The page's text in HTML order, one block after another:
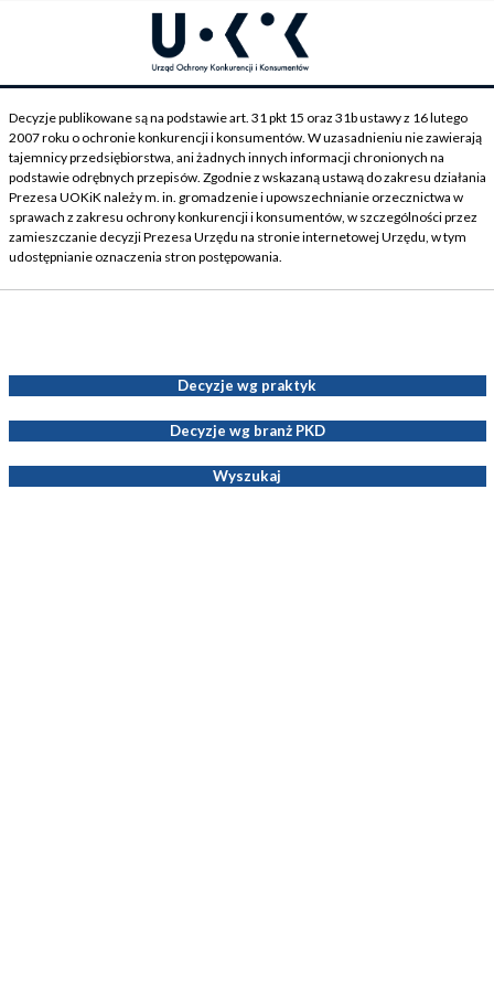
Decyzje publikowane są na podstawie art. 31 pkt 15 oraz 31b ustawy z 16 lutego
2007 roku o ochronie konkurencji i konsumentów. W uzasadnieniu nie zawierają
tajemnicy przedsiębiorstwa, ani żadnych innych informacji chronionych na
podstawie odrębnych przepisów. Zgodnie z wskazaną ustawą do zakresu działania
Prezesa UOKiK należy m. in. gromadzenie i upowszechnianie orzecznictwa w
sprawach z zakresu ochrony konkurencji i konsumentów, w szczególności przez
zamieszczanie decyzji Prezesa Urzędu na stronie internetowej Urzędu, w tym
udostępnianie oznaczenia stron postępowania.
Decyzje wg praktyk
Decyzje wg branż PKD
Wyszukaj